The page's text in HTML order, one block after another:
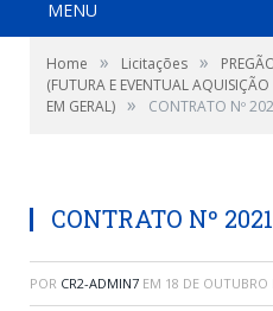
MENU
Home » Licitações »
(FUTURA E EVENTUAL
EM GERAL) » CONTRATO Nº
CONTRATO Nº
POR CR2-ADMIN7 EM 18 DE OUTUBRO